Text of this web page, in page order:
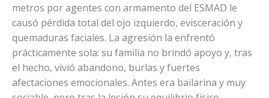
metros por agentes con armamento del ESMAD le
causó pérdida total del ojo izquierdo, evisceración y
quemaduras faciales. La agresión la enfrentó
prácticamente sola: su familia no brindó apoyo y, tras
el hecho, vivió abandono, burlas y fuertes
afectaciones emocionales. Antes era bailarina y muy